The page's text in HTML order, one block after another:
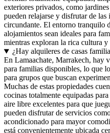
exteriores privados, como
pueden relajarse y disfrutar de las
circundante. El entorno tranquilo
alojamientos sean ideales para
mientras exploran la rica cultura
¿Hay alquileres de casas
En Lamaachate, Marrakech, hay
para familias disponibles, lo que
para grupos que buscan
Muchas de estas propiedades
cocinas totalmente equipadas
aire libre excelentes para que
pueden disfrutar de servicios
acondicionado para mayor
está convenientemente ubicada